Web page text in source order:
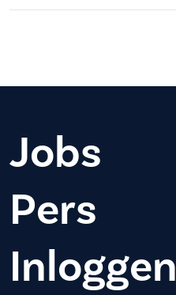
Jobs
Pers
Inloggen